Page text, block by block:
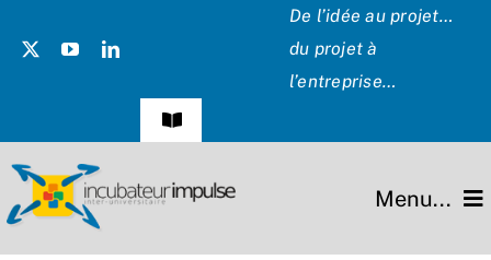
De l’idée au projet…
du projet à
l’entreprise…
Navigation
Témoignages
Menu...